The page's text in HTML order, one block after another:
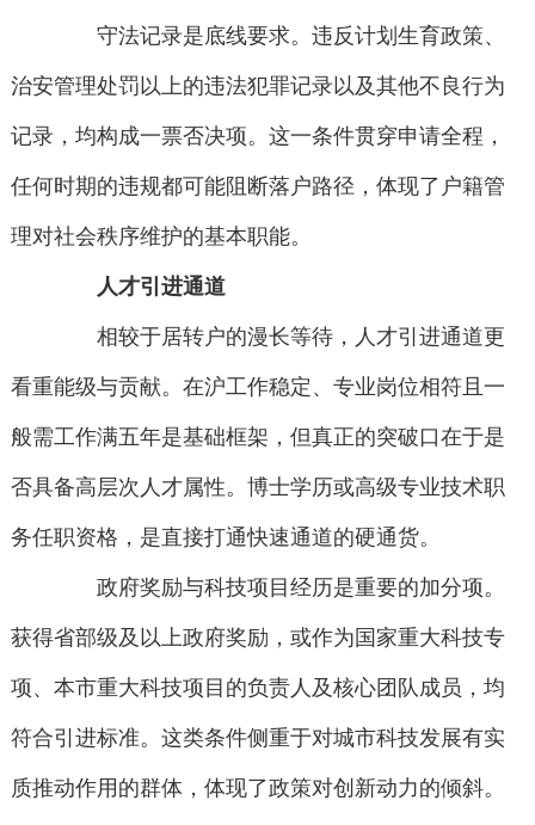
守法记录是底线要求。违反计划生育政策、
治安管理处罚以上的违法犯罪记录以及其他不良行为
记录，均构成一票否决项。这一条件贯穿申请全程，
任何时期的违规都可能阻断落户路径，体现了户籍管
理对社会秩序维护的基本职能。
人才引进通道
相较于居转户的漫长等待，人才引进通道更
看重能级与贡献。在沪工作稳定、专业岗位相符且一
般需工作满五年是基础框架，但真正的突破口在于是
否具备高层次人才属性。博士学历或高级专业技术职
务任职资格，是直接打通快速通道的硬通货。
政府奖励与科技项目经历是重要的加分项。
获得省部级及以上政府奖励，或作为国家重大科技专
项、本市重大科技项目的负责人及核心团队成员，均
符合引进标准。这类条件侧重于对城市科技发展有实
质推动作用的群体，体现了政策对创新动力的倾斜。